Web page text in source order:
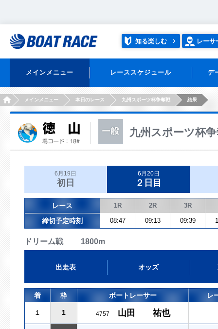
知る楽しむ レーサ
メインメニュー レーススケジュール デ
HOMEメインメニュー 本日のレース 九州スポーツ杯争奪戦 結果
九州スポーツ杯
6月19日
初日
6月20日
２日目
レース 1R 2R 3R
締切予定時刻 08:47 09:13 09:39
ドリーム戦 1800m
出走表 オッズ
着 枠 ボートレーサー レ
１ 1 4757 山田 祐也